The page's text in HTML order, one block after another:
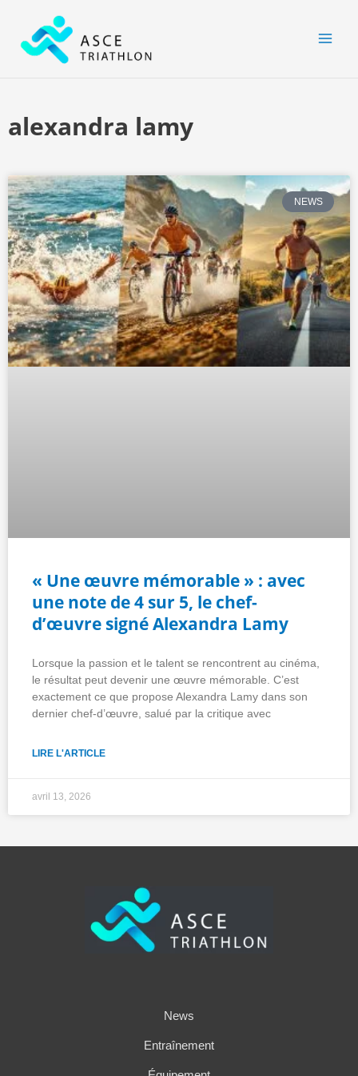
contenu
alexandra lamy
NEWS
« Une œuvre mémorable » : avec
une note de 4 sur 5, le chef-
d’œuvre signé Alexandra Lamy
Lorsque la passion et le talent se rencontrent au cinéma,
le résultat peut devenir une œuvre mémorable. C’est
exactement ce que propose Alexandra Lamy dans son
dernier chef-d’œuvre, salué par la critique avec
LIRE L'ARTICLE
avril 13, 2026
News
Entraînement